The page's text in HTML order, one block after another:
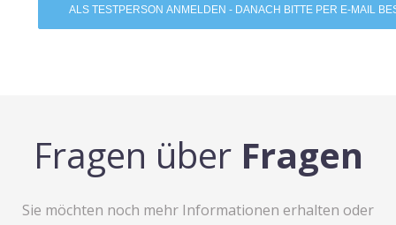
Fragen über Fragen
Sie möchten noch mehr Informationen erhalten oder